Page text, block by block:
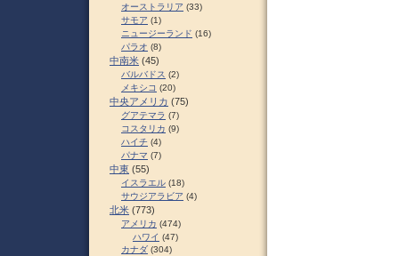
オーストラリア (33)
サモア (1)
ニュージーランド (16)
パラオ (8)
中南米 (45)
バルバドス (2)
メキシコ (20)
中央アメリカ (75)
グアテマラ (7)
コスタリカ (9)
ハイチ (4)
パナマ (7)
中東 (55)
イスラエル (18)
サウジアラビア (4)
北米 (773)
アメリカ (474)
ハワイ (47)
カナダ (304)